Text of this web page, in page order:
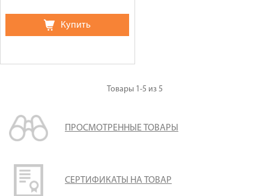
Купить
Товары 1-5 из 5
ПРОСМОТРЕННЫЕ ТОВАРЫ
СЕРТИФИКАТЫ НА ТОВАР